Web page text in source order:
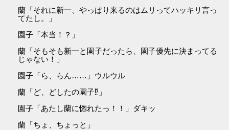
蘭「それに新一、やっぱり来るのはムリってハッキリ言っ
てたし。」
園子「本当！？」
蘭「そもそも新一と園子だったら、園子優先に決まってる
じゃない！」
園子「ら、らん……」ウルウル
蘭「ど、どしたの園子⁉」
園子「あたし蘭に惚れたっ！！」ダキッ
蘭「ちょ、ちょっと」